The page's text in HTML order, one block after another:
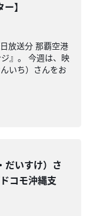
】
放送分 那覇空港
』。 今週は、映
いち）さんをお
だいすけ）さ
コモ沖縄支